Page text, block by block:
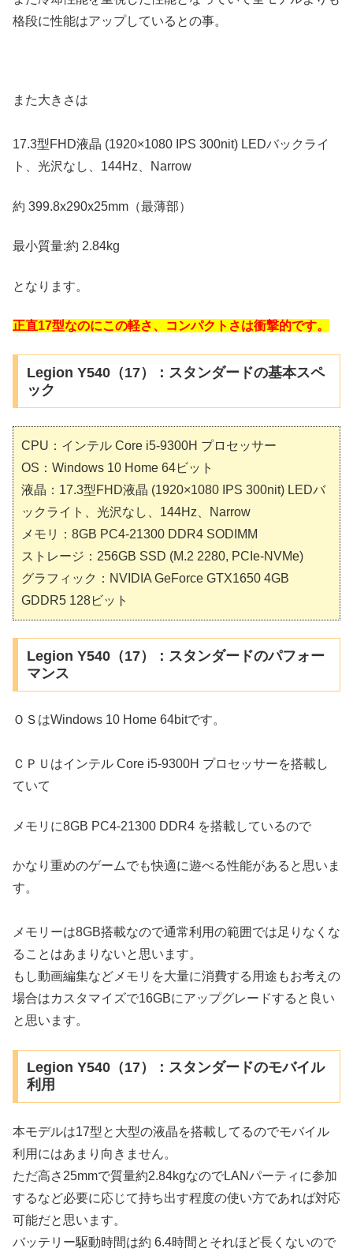
格段に性能はアップしているとの事。
また大きさは
17.3型FHD液晶 (1920×1080 IPS 300nit) LEDバックライ
ト、光沢なし、144Hz、Narrow
約 399.8x290x25mm（最薄部）
最小質量:約 2.84kg
となります。
正直17型なのにこの軽さ、コンパクトさは衝撃的です。
Legion Y540（17）：スタンダードの基本スペ
ック
CPU：インテル Core i5-9300H プロセッサー
OS：Windows 10 Home 64ビット
液晶：17.3型FHD液晶 (1920×1080 IPS 300nit) LEDバ
ックライト、光沢なし、144Hz、Narrow
メモリ：8GB PC4-21300 DDR4 SODIMM
ストレージ：256GB SSD (M.2 2280, PCIe-NVMe)
グラフィック：NVIDIA GeForce GTX1650 4GB
GDDR5 128ビット
Legion Y540（17）：スタンダードのパフォー
マンス
ＯＳはWindows 10 Home 64bitです。
ＣＰＵはインテル Core i5-9300H プロセッサーを搭載し
ていて
メモリに8GB PC4-21300 DDR4 を搭載しているので
かなり重めのゲームでも快適に遊べる性能があると思いま
す。
メモリーは8GB搭載なので通常利用の範囲では足りなくな
ることはあまりないと思います。
もし動画編集などメモリを大量に消費する用途もお考えの
場合はカスタマイズで16GBにアップグレードすると良い
と思います。
Legion Y540（17）：スタンダードのモバイル
利用
本モデルは17型と大型の液晶を搭載してるのでモバイル
利用にはあまり向きません。
ただ高さ25mmで質量約2.84kgなのでLANパーティに参加
するなど必要に応じて持ち出す程度の使い方であれば対応
可能だと思います。
バッテリー駆動時間は約 6.4時間とそれほど長くないので